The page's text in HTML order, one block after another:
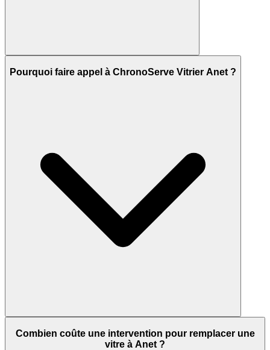
Pourquoi faire appel à ChronoServe Vitrier Anet ?
Combien coûte une intervention pour remplacer une
vitre à Anet ?